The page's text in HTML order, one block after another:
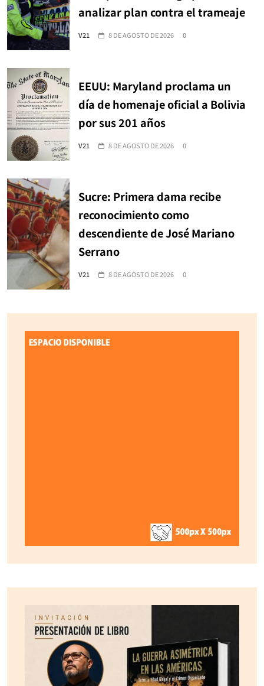
analizar plan contra el trameaje
V21 8 DE AGOSTO DE 2026 0
EEUU: Maryland proclama un
día de homenaje oficial a Bolivia
por sus 201 años
V21 8 DE AGOSTO DE 2026 0
Sucre: Primera dama recibe
reconocimiento como
descendiente de José Mariano
Serrano
V21 8 DE AGOSTO DE 2026 0